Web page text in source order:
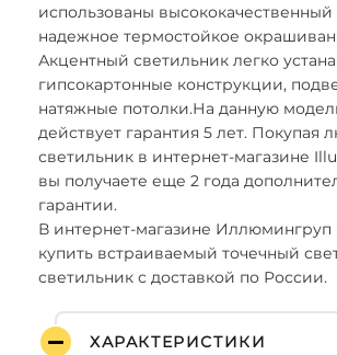
использованы
надежное термостойкое
Акцентный светильник легко
гипсокартонные конструкции,
натяжные потолки.На данную
действует гарантия 5 лет. Покупая
светильник в интернет-магазине
вы получаете еще 2 года
гарантии.
В интернет-магазине
купить встраиваемый точечный
светильник с доставкой по России.
ХАРАКТЕРИСТИКИ